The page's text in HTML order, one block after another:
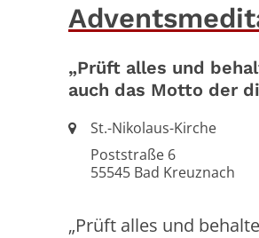
„Prüft alles und
auch das Motto der
Ort:St.-Nikolaus-Kirche
Poststraße 6
55545 Bad Kreuznach
„Prüft alles und